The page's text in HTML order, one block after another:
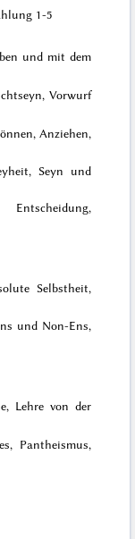
1-5
und mit dem
Vorwurf
Anziehen,
Seyn und
Selbstheit,
und Non-Ens,
Lehre von der
Pantheismus,